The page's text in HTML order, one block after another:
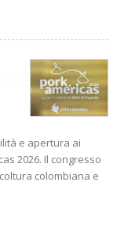
e apertura ai
2026. Il congresso
colombiana e